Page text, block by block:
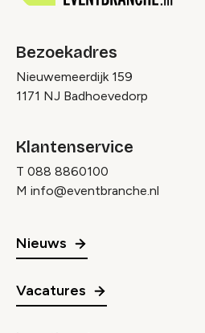
Bezoekadres
Nieuwemeerdijk 159
1171 NJ Badhoevedorp
Klantenservice
T 088 8860100
M info@eventbranche.nl
Nieuws
Vacatures